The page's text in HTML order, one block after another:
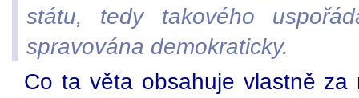
státu, tedy takového
spravována demokraticky.
Co ta věta obsahuje vlastně